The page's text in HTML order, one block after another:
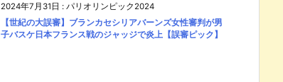
2024年7月31日 : パリオリンピック2024
【世紀の大誤審】ブランカセシリアバーンズ女性審判が男
子バスケ日本フランス戦のジャッジで炎上【誤審ピック】